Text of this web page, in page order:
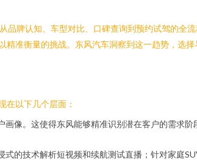
品牌认知、车型对比、口碑查询到预约试驾的全
准衡量的挑战。东风汽车洞察到这一趋势，选择
在以下几个层面：
像。这使得东风能够精准识别潜在客户的需求阶
的技术解析短视频和续航测试直播；针对家庭